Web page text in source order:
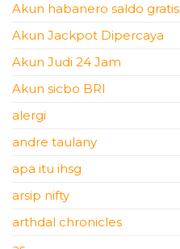
Akun habanero saldo gratis
Akun Jackpot Dipercaya
Akun Judi 24 Jam
Akun sicbo BRI
alergi
andre taulany
apa itu ihsg
arsip nifty
arthdal chronicles